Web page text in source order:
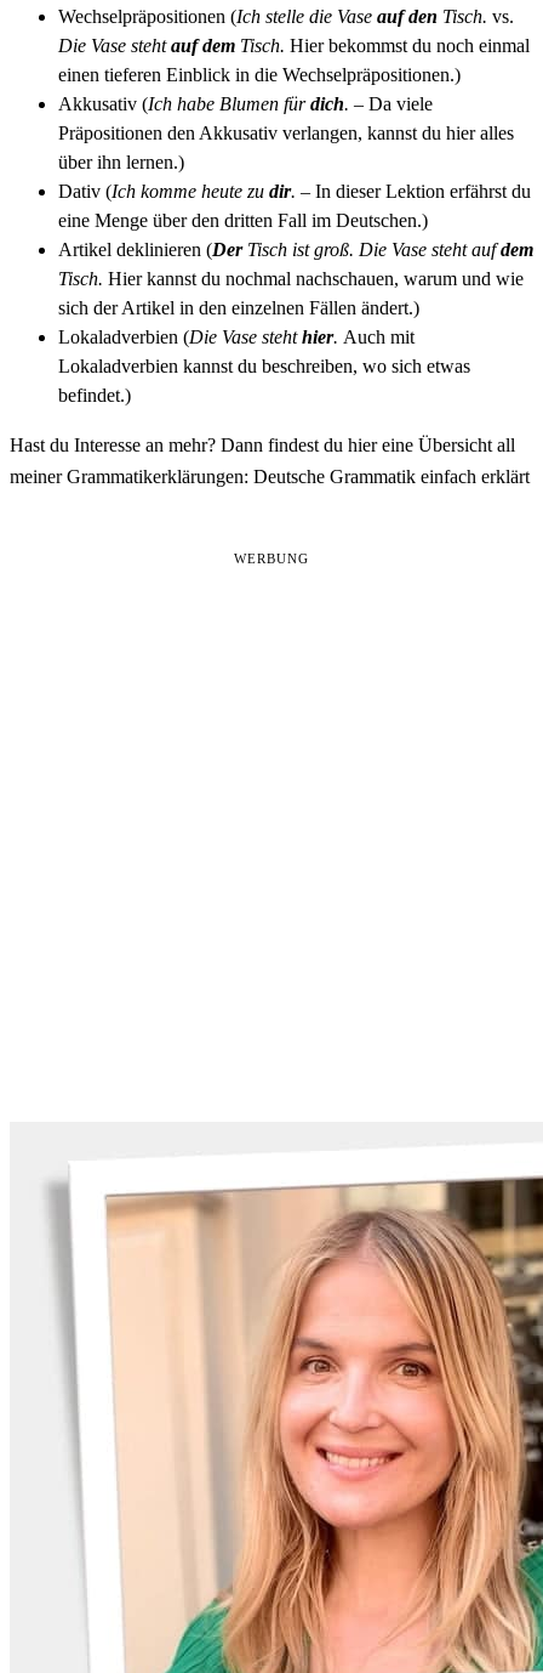
Wechselpräpositionen (Ich stelle die Vase auf den Tisch. vs.
Die Vase stehtauf dem Tisch. Hier bekommst du noch einmal
einen tieferen Einblick in die Wechselpräpositionen.)
Akkusativ (Ich habe Blumen fürdich. – Da viele
Präpositionen den Akkusativ verlangen, kannst du hier alles
über ihn lernen.)
Dativ (Ich komme heute zu dir. – In dieser Lektion erfährst du
eine Menge über den dritten Fall im Deutschen.)
Artikel deklinieren (Der Tisch ist groß. Die Vase steht aufdem
Tisch. Hier kannst du nochmal nachschauen, warum und wie
sich der Artikel in den einzelnen Fällen ändert.)
Lokaladverbien (Die Vase stehthier. Auch mit
Lokaladverbien kannst du beschreiben, wo sich etwas
befindet.)
Hast du Interesse an mehr? Dann findest du hier eine Übersicht all
meiner Grammatikerklärungen: Deutsche Grammatik einfach erklärt
WERBUNG